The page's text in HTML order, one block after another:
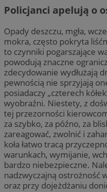
Policjanci apelują o
Opady deszczu, mgła,
mokra, często pokryta
to czynniki pogarszające
powodują znaczne
zdecydowanie wydłużają
pewnością nie sprzyjają
posiadaczy „czterech
wyobraźni. Niestety, z
tej przezorności
za szybko, za późno, za
zareagować, zwolnić i
koła łatwo tracą
warunkach, wymijanie,
bardzo niebezpieczne.
nadzwyczajną ostrożność
oraz przy dojeżdżaniu